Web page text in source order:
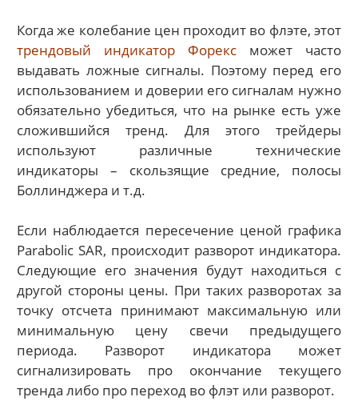
Когда же колебание цен проходит во флэте, этот
трендовый индикатор Форекс может часто
выдавать ложные сигналы. Поэтому перед его
использованием и доверии его сигналам нужно
обязательно убедиться, что на рынке есть уже
сложившийся тренд. Для этого трейдеры
используют различные технические
индикаторы – скользящие средние, полосы
Боллинджера и т.д.
Если наблюдается пересечение ценой графика
Parabolic SAR, происходит разворот индикатора.
Следующие его значения будут находиться с
другой стороны цены. При таких разворотах за
точку отсчета принимают максимальную или
минимальную цену свечи предыдущего
периода. Разворот индикатора может
сигнализировать про окончание текущего
тренда либо про переход во флэт или разворот.